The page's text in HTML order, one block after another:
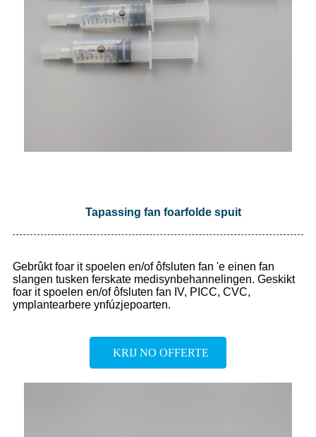
Tapassing fan foarfolde spuit
Gebrûkt foar it spoelen en/of ôfsluten fan 'e einen fan
slangen tusken ferskate medisynbehannelingen. Geskikt
foar it spoelen en/of ôfsluten fan IV, PICC, CVC,
ymplantearbere ynfúzjepoarten.
KRIJ NO OFFERTE